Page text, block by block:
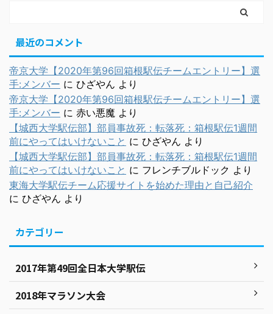
最近のコメント
帝京大学【2020年第96回箱根駅伝チームエントリー】選
手:メンバー に ひざやん より
帝京大学【2020年第96回箱根駅伝チームエントリー】選
手:メンバー に 赤い悪魔 より
【城西大学駅伝部】部員事故死：転落死：箱根駅伝1週間
前にやってはいけないこと に ひざやん より
【城西大学駅伝部】部員事故死：転落死：箱根駅伝1週間
前にやってはいけないこと に フレンチブルドック より
東海大学駅伝チーム応援サイトを始めた理由と自己紹介
に ひざやん より
カテゴリー
2017年第49回全日本大学駅伝
2018年マラソン大会